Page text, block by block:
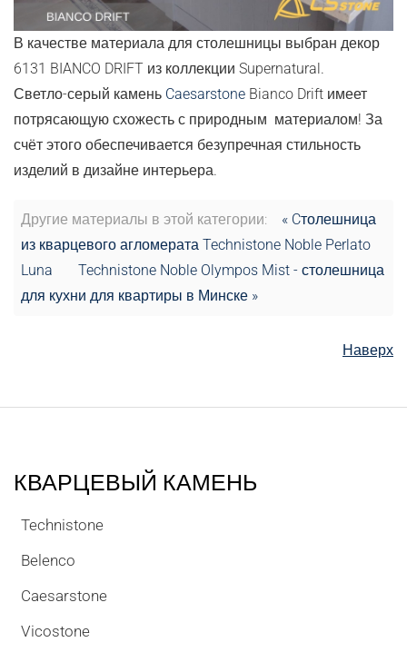
В качестве материала для столешницы выбран декор
6131 BIANCO DRIFT из коллекции Supernatural.
Светло-серый камень Caesarstone Bianco Drift имеет
потрясающую схожесть с природным материалом! За
счёт этого обеспечивается безупречная стильность
изделий в дизайне интерьера.
Другие материалы в этой категории:
« Cтолешница
из кварцевого агломерата Technistone Noble Perlato
Luna
Technistone Noble Olympos Mist - столешница
для кухни для квартиры в Минске »
Наверх
КВАРЦЕВЫЙ КАМЕНЬ
Technistone
Belenco
Caesarstone
Vicostone